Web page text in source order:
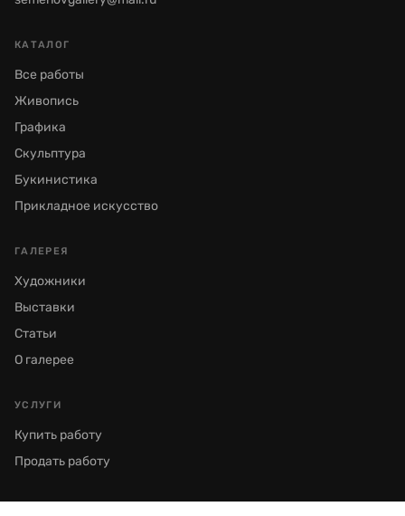
КАТАЛОГ
Все работы
Живопись
Графика
Скульптура
Букинистика
Прикладное искусство
ГАЛЕРЕЯ
Художники
Выставки
Статьи
О галерее
УСЛУГИ
Купить работу
Продать работу